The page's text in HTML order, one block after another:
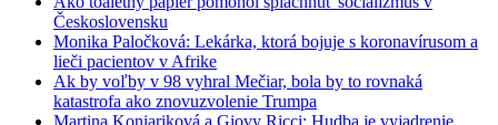
Československu
Monika Paločková: Lekárka, ktorá bojuje s koronavírusom a
lieči pacientov v Afrike
Ak by voľby v 98 vyhral Mečiar, bola by to rovnaká
katastrofa ako znovuzvolenie Trumpa